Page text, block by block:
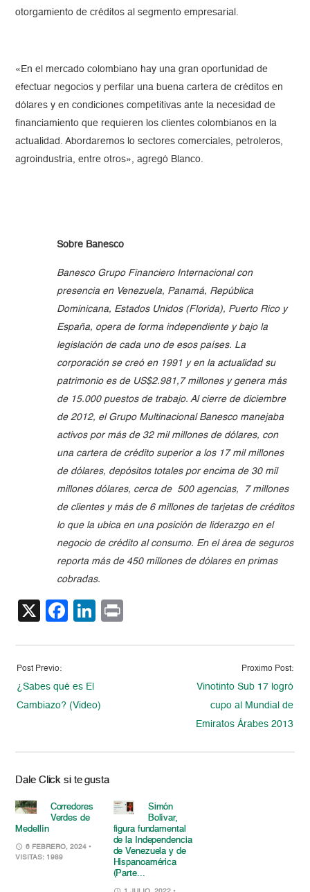
otorgamiento de créditos al segmento empresarial.
«En el mercado colombiano hay una gran oportunidad de
efectuar negocios y perfilar una buena cartera de créditos en
dólares y en condiciones competitivas ante la necesidad de
financiamiento que requieren los clientes colombianos en la
actualidad. Abordaremos lo sectores comerciales, petroleros,
agroindustria, entre otros», agregó Blanco.
Sobre Banesco
Banesco Grupo Financiero Internacional con
presencia en Venezuela, Panamá, República
Dominicana, Estados Unidos (Florida), Puerto Rico y
España, opera de forma independiente y bajo la
legislación de cada uno de esos países. La
corporación se creó en 1991 y en la actualidad su
patrimonio es de US$2.981,7 millones y genera más
de 15.000 puestos de trabajo. Al cierre de diciembre
de 2012, el Grupo Multinacional Banesco manejaba
activos por más de 32 mil millones de dólares, con
una cartera de crédito superior a los 17 mil millones
de dólares, depósitos totales por encima de 30 mil
millones dólares, cerca de 500 agencias, 7 millones
de clientes y más de 6 millones de tarjetas de créditos
lo que la ubica en una posición de liderazgo en el
negocio de crédito al consumo. En el área de seguros
reporta más de 450 millones de dólares en primas
cobradas.
X Facebook
LinkedIn
Post Previo:
¿Sabes qué es El
Cambiazo? (Video)
Proximo Post:
Vinotinto Sub 17 logró
cupo al Mundial de
Emiratos Árabes 2013
Dale Click si te gusta
Corredores
Verdes de
Medellín
6 FEBRERO, 2024 •
VISITAS: 1989
Simón
Bolívar,
figura fundamental
de la Independencia
de Venezuela y de
Hispanoamérica
(Parte...